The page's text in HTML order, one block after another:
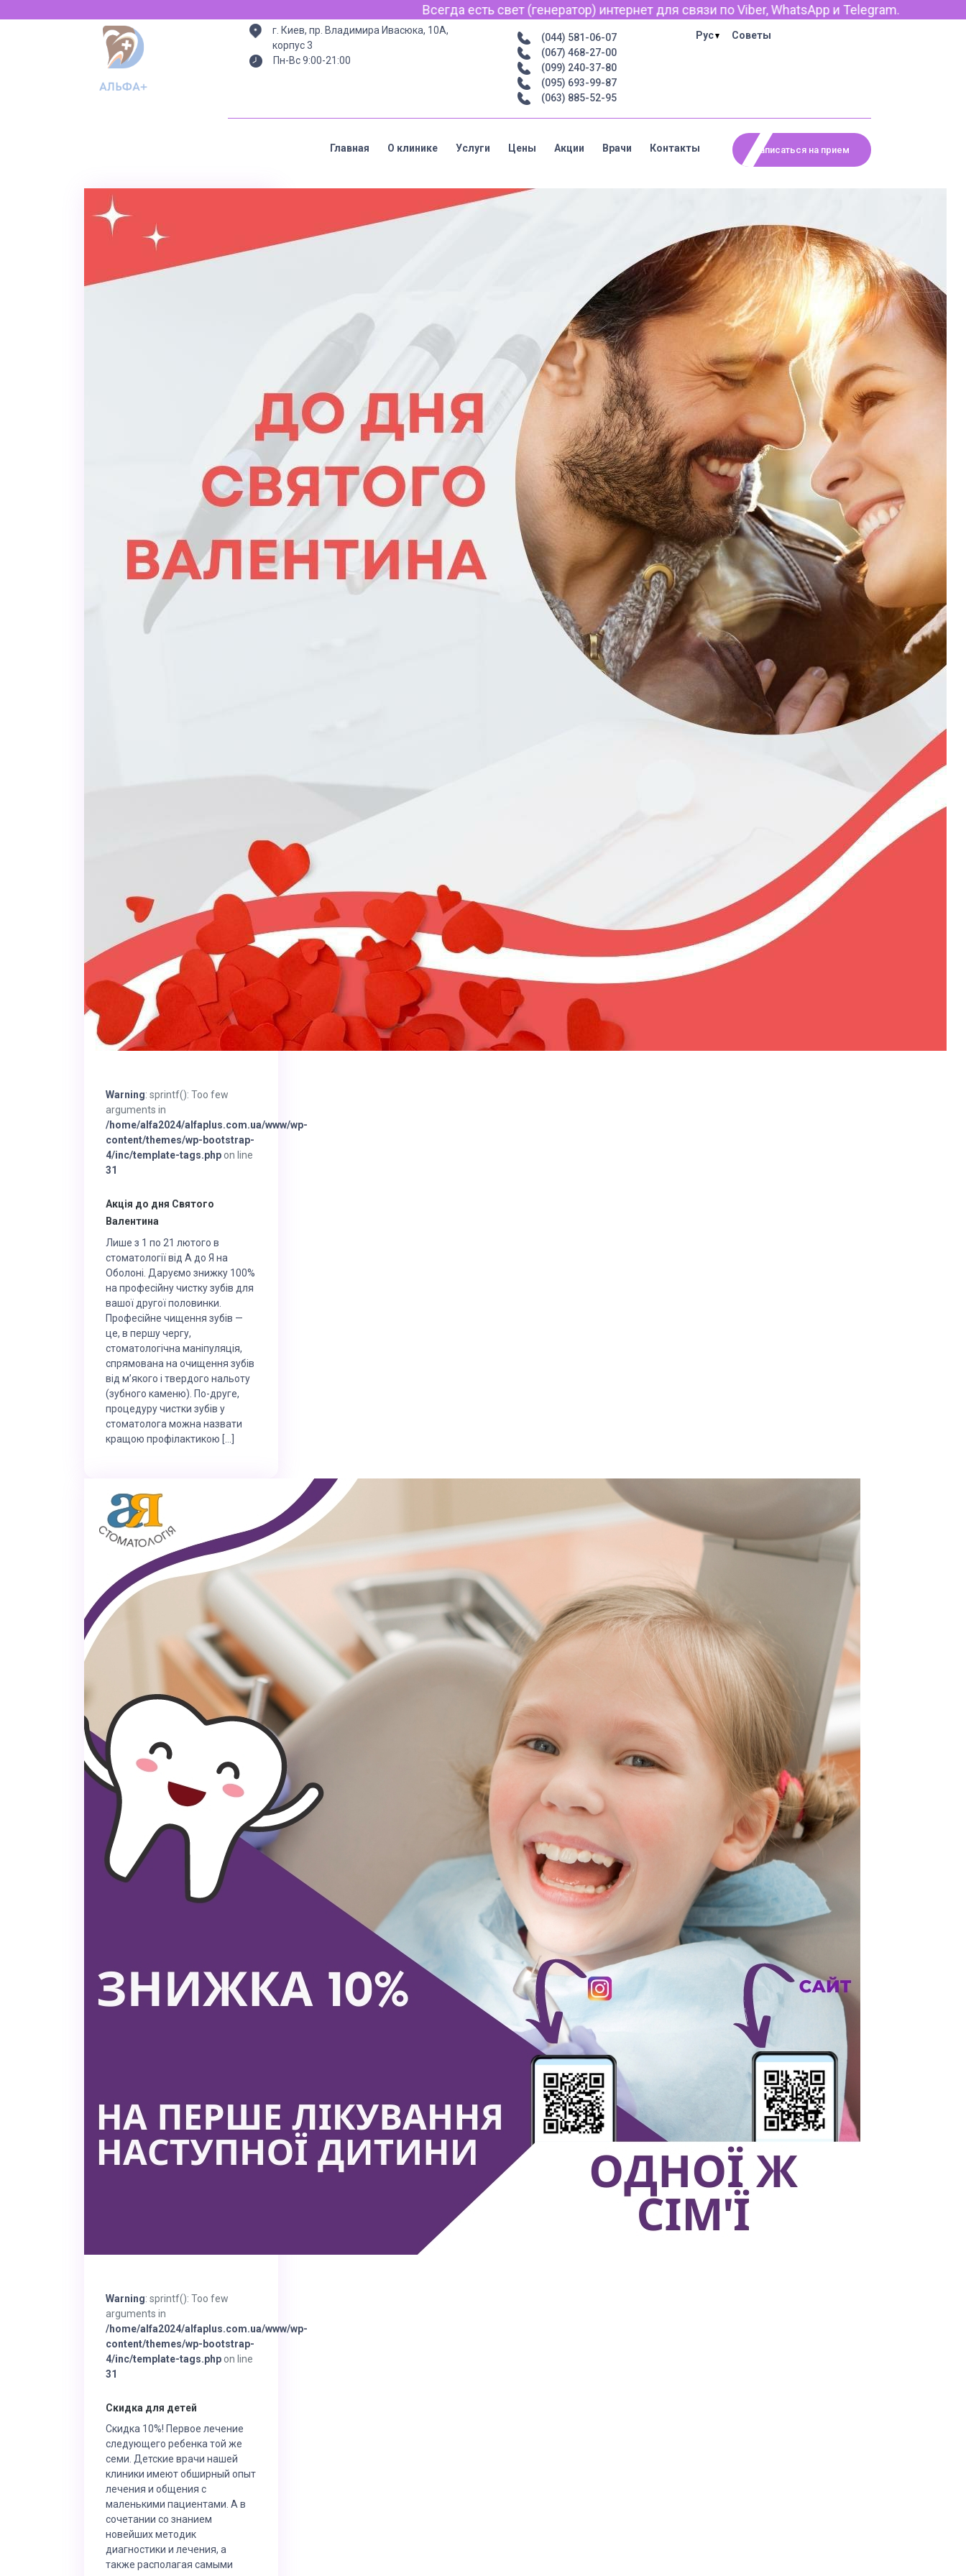
Всегда есть свет (генератор) интернет для связи по Viber, WhatsApp и Telegram.
г. Киев, пр. Владимира Ивасюка, 10А,
корпус 3
Пн-Вс 9:00-21:00
(044) 581-06-07
(067) 468-27-00
(099) 240-37-80
(095) 693-99-87
(063) 885-52-95
Рус Советы
Главная О клинике Услуги Цены Акции Врачи Контакты Записаться на прием
Warning: sprintf(): Too few
arguments in
/home/alfa2024/alfaplus.com.ua/www/wp-
content/themes/wp-bootstrap-
4/inc/template-tags.php on line
31
Акція до дня Святого
Валентина
Лише з 1 по 21 лютого в
стоматології від А до Я на
Оболоні. Даруємо знижку 100%
на професійну чистку зубів для
вашої другої половинки.
Професійне чищення зубів —
це, в першу чергу,
стоматологічна маніпуляція,
спрямована на очищення зубів
від м’якого і твердого нальоту
(зубного каменю). По-друге,
процедуру чистки зубів у
стоматолога можна назвати
кращою профілактикою […]
Warning: sprintf(): Too few
arguments in
/home/alfa2024/alfaplus.com.ua/www/wp-
content/themes/wp-bootstrap-
4/inc/template-tags.php on line
31
Скидка для детей
Скидка 10%! Первое лечение
следующего ребенка той же
семи. Детские врачи нашей
клиники имеют обширный опыт
лечения и общения с
маленькими пациентами. А в
сочетании со знанием
новейших методик
диагностики и лечения, а
также располагая самыми